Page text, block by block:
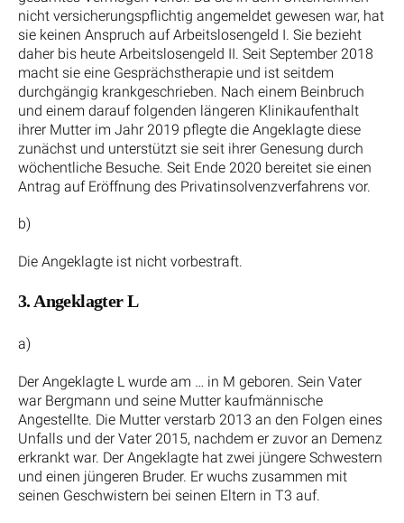
nicht versicherungspflichtig angemeldet gewesen war, hat
sie keinen Anspruch auf Arbeitslosengeld I. Sie bezieht
daher bis heute Arbeitslosengeld II. Seit September 2018
macht sie eine Gesprächstherapie und ist seitdem
durchgängig krankgeschrieben. Nach einem Beinbruch
und einem darauf folgenden längeren Klinikaufenthalt
ihrer Mutter im Jahr 2019 pflegte die Angeklagte diese
zunächst und unterstützt sie seit ihrer Genesung durch
wöchentliche Besuche. Seit Ende 2020 bereitet sie einen
Antrag auf Eröffnung des Privatinsolvenzverfahrens vor.
b)
Die Angeklagte ist nicht vorbestraft.
3. Angeklagter L
a)
Der Angeklagte L wurde am … in M geboren. Sein Vater
war Bergmann und seine Mutter kaufmännische
Angestellte. Die Mutter verstarb 2013 an den Folgen eines
Unfalls und der Vater 2015, nachdem er zuvor an Demenz
erkrankt war. Der Angeklagte hat zwei jüngere Schwestern
und einen jüngeren Bruder. Er wuchs zusammen mit
seinen Geschwistern bei seinen Eltern in T3 auf.